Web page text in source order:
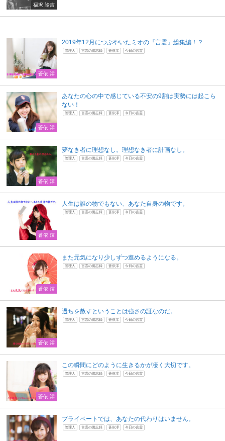
福沢 諭吉
蒼依 澪
2019年12月につぶやいたミオの『言霊』総集編！？
管理人 言霊の備忘録 蒼依澪 今日の言霊
蒼依 澪
あなたの心の中で感じている不安の9割は実勢には起こら
ない！
管理人 言霊の備忘録 蒼依澪 今日の言霊
蒼依 澪
夢なき者に理想なし。理想なき者に計画なし。
管理人 言霊の備忘録 蒼依澪 今日の言霊
蒼依 澪
人生は誰の物でもない、あなた自身の物です。
管理人 言霊の備忘録 蒼依澪 今日の言霊
蒼依 澪
また元気になり少しずつ進めるようになる。
管理人 言霊の備忘録 蒼依澪 今日の言霊
蒼依 澪
過ちを赦すということは強さの証なのだ。
管理人 言霊の備忘録 蒼依澪 今日の言霊
蒼依 澪
この瞬間にどのように生きるかが凄く大切です。
管理人 言霊の備忘録 蒼依澪 今日の言霊
プライベートでは、あなたの代わりはいません。
管理人 言霊の備忘録 蒼依澪 今日の言霊